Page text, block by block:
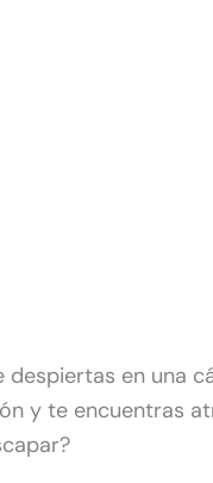
despiertas en una
y te encuentras